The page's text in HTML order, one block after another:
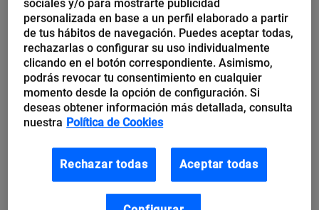
nuevo gran canal para llegar al cliente”, recuerda
Hevia, pero como el buen vino necesitaba de cierto
reposo.
Tras trabajar durante 1999 en un ambicioso
proyecto, finalmente se canceló su lanzamiento
que aún no había negocio suficiente”, justifica.
“Debíamos ser prudentes, entre otras cosas, porque
sociales y/o para mostrarte publicidad
personalizada en base a un perfil elaborado a partir
de tus hábitos de navegación. Puedes aceptar todas,
rechazarlas o configurar su uso individualmente
clicando en el botón correspondiente. Asimismo,
podrás revocar tu consentimiento en cualquier
momento desde la opción de configuración. Si
deseas obtener información más detallada, consulta
nuestra Política de Cookies
Rechazar todas Aceptar todas